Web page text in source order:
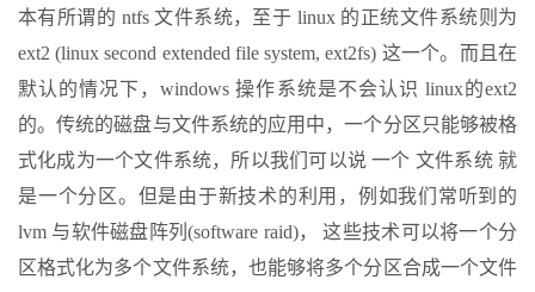
本有所谓的 ntfs 文件系统，至于 linux 的正统文件系统则为
ext2 (linux second extended file system, ext2fs) 这一个。而且在
默认的情况下，windows 操作系统是不会认识 linux的ext2
的。传统的磁盘与文件系统的应用中，一个分区只能够被格
式化成为一个文件系统，所以我们可以说 一个 文件系统 就
是一个分区。但是由于新技术的利用，例如我们常听到的
lvm 与软件磁盘阵列(software raid)， 这些技术可以将一个分
区格式化为多个文件系统，也能够将多个分区合成一个文件